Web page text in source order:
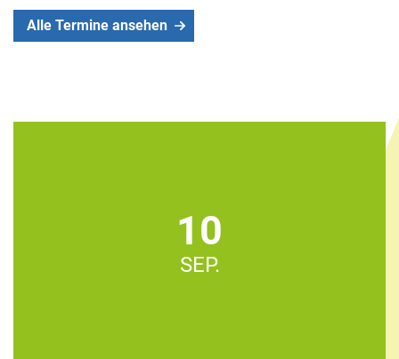
Alle Termine ansehen
10
SEP.